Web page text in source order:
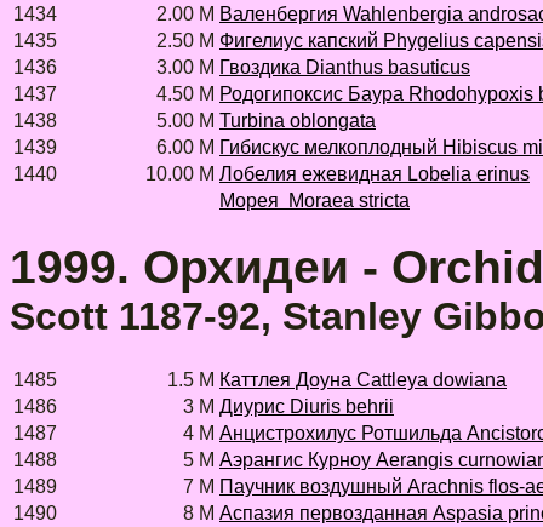
1434
2.00 M Валенбергия Wahlenbergia
1435
2.50 M Фигелиус капский Phygelius
1436
3.00 M Гвоздика Dianthus basuticus
1437
4.50 M Родогипоксис Баура Rhodohypoxis
1438
5.00 M Turbina oblongata
1439
6.00 M Гибискус мелкоплодный Hibiscus
1440
10.00 M Лобелия ежевидная Lobelia erinus
Морея
Moraea stricta
1999. Орхидеи -
Scott 1187-92, Stanley
1485 1.5 M Каттлея Доуна Cattleya dowiana
1486
3 M Диурис Diuris behrii
1487
4 M Анцистрохилус Ротшильда
1488
5 M Аэрангис Курноу Aerangis
1489
7 M Паучник воздушный Arachnis flos-
1490
8 M Аспазия первозданная Aspasia